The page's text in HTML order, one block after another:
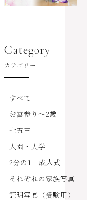
Category
カテゴリー
すべて
お宮参り～2歳
七五三
入園・入学
2分の1 成人式
それぞれの家族写真
証明写真（受験用）